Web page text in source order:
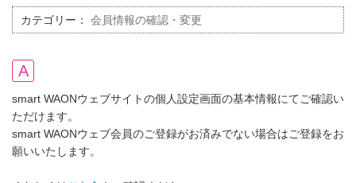
カテゴリー： 会員情報の確認・変更
smart WAONウェブサイトの個人設定画面の基本情報にてご確認い
ただけます。
smart WAONウェブ会員のご登録がお済みでない場合はご登録をお
願いいたします。